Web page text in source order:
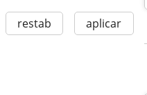
restab aplicar